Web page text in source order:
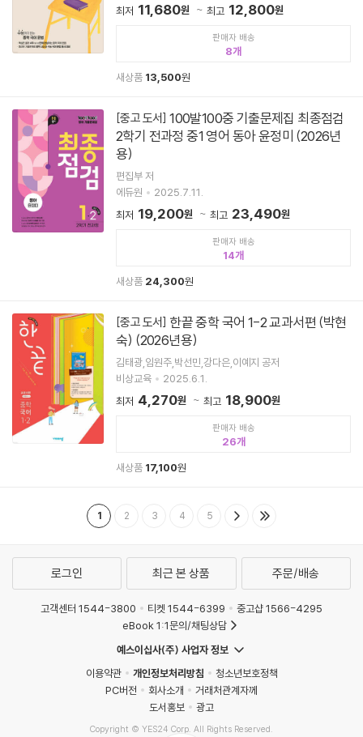
최저 11,680원 최고 12,800원
판매자 배송
8
새상품 13,500원
[중고 도서] 100발100중 기출문제집 최종점검
2학기 전과정 중1 영어 동아 윤정미 (2026년
용)
편집부 저
에듀원
2025.7.11.
최저 19,200원 최고 23,490원
판매자 배송
14
새상품 24,300원
[중고 도서]
숙) (2026년용)
김태광,임원주,박선민,강다은,이예지 공저
비상교육
2025.6.1.
최저 4,270원 최고 18,900원
판매자 배송
26
새상품 17,100원
1 2 3 4 5
로그인 최근 본 상품 주문/배송
고객센터 1544-3800 티켓 1544-6399
중고샵 1566-4295
eBook 1:1문의/채팅상담
예스이십사(주) 사업자 정보
이용약관
개인정보처리방침
청소년보호정책
PC버전
회사소개
거래처관계자께
도서홍보
광고
Copyright © YES24 Corp. All Rights Reserved.